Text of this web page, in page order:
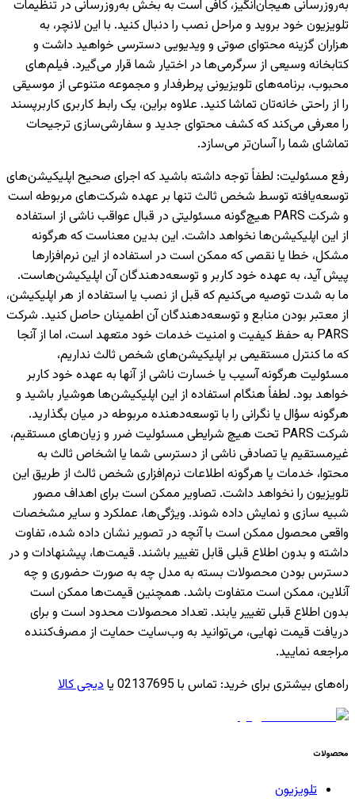
به‌روزرسانی هیجان‌انگیز، کافی است به بخش به‌روزرسانی در تنظیمات
تلویزیون خود بروید و مراحل نصب را دنبال کنید. با این لانچر، به
هزاران گزینه محتوای صوتی و ویدیویی دسترسی خواهید داشت و
کتابخانه وسیعی از سرگرمی‌ها در اختیار شما قرار می‌گیرد. فیلم‌های
محبوب، برنامه‌های تلویزیونی پرطرفدار و مجموعه متنوعی از موسیقی
را از راحتی خانه‌تان تماشا کنید. علاوه براین، یک رابط کاربری کاربرپسند
را معرفی می‌کند که کشف محتوای جدید و سفارشی‌سازی ترجیحات
تماشای شما را آسان‌تر می‌سازد.
رفع مسئولیت: لطفاً توجه داشته باشید که اجرای صحیح اپلیکیشن‌های
توسعه‌یافته توسط شخص ثالث تنها بر عهده شرکت‌های مربوطه است
و شرکت PARS هیچ‌گونه مسئولیتی در قبال عواقب ناشی از استفاده
از این اپلیکیشن‌ها نخواهد داشت. این بدین معناست که هرگونه
مشکل، خطا یا نقصی که ممکن است در استفاده از این نرم‌افزارها
پیش آید، به عهده خود کاربر و توسعه‌دهندگان آن اپلیکیشن‌هاست.
ما به شدت توصیه می‌کنیم که قبل از نصب یا استفاده از هر اپلیکیشن،
از معتبر بودن منابع و توسعه‌دهندگان آن اطمینان حاصل کنید. شرکت
PARS به حفظ کیفیت و امنیت خدمات خود متعهد است، اما از آنجا
که ما کنترل مستقیمی بر اپلیکیشن‌های شخص ثالث نداریم،
مسئولیت هرگونه آسیب یا خسارت ناشی از آنها به عهده خود کاربر
خواهد بود. لطفاً هنگام استفاده از این اپلیکیشن‌ها هوشیار باشید و
هرگونه سؤال یا نگرانی را با توسعه‌دهنده مربوطه در میان بگذارید.
شرکت PARS تحت هیچ شرایطی مسئولیت ضرر و زیان‌های مستقیم،
غیرمستقیم یا تصادفی ناشی از دسترسی شما یا اشخاص ثالث به
محتوا، خدمات یا هرگونه اطلاعات نرم‌افزاری شخص ثالث از طریق این
تلویزیون را نخواهد داشت. تصاویر ممکن است برای اهداف مصور
شبیه سازی و نمایش داده شوند. ویژگی‌ها، عملکرد و سایر مشخصات
واقعی محصول ممکن است با آنچه در تصویر نشان داده شده، تفاوت
داشته و بدون اطلاع قبلی قابل تغییر باشند. قیمت‌ها، پیشنهادات و در
دسترس بودن محصولات بسته به مدل چه به صورت حضوری و چه
آنلاین، ممکن است متفاوت باشد. همچنین قیمت‌ها ممکن است
بدون اطلاع قبلی تغییر یابند. تعداد محصولات محدود است و برای
دریافت قیمت نهایی، می‌توانید به وب‌سایت حمایت از مصرف‌کننده
مراجعه نمایید.
راه‌های بیشتری برای خرید: تماس با 02137695 یا دیجی کالا
محصولات
تلویزیون